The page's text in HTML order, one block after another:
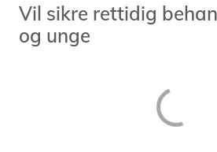
Vil sikre rettidig
og unge